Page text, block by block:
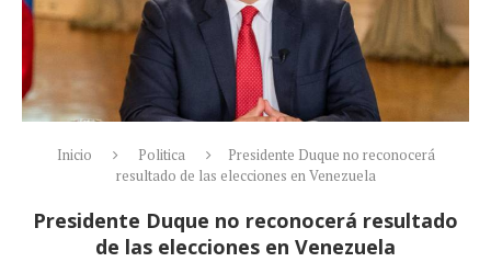
Inicio Politica
Presidente Duque no reconocerá
resultado de las elecciones en Venezuela
Presidente Duque no reconocerá resultado
de las elecciones en Venezuela